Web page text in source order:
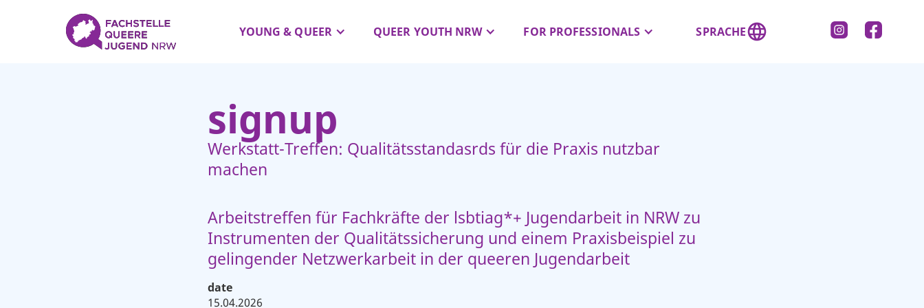
YOUNG & QUEER QUEER YOUTH NRW FOR PROFESSIONALS SPRACHE
signup
Werkstatt-Treffen: Qualitätsstandasrds für die Praxis nutzbar
machen
Arbeitstreffen für Fachkräfte der lsbtiag*+ Jugendarbeit in NRW zu
Instrumenten der Qualitätssicherung und einem Praxisbeispiel zu
gelingender Netzwerkarbeit in der queeren Jugendarbeit
date
15.04.2026